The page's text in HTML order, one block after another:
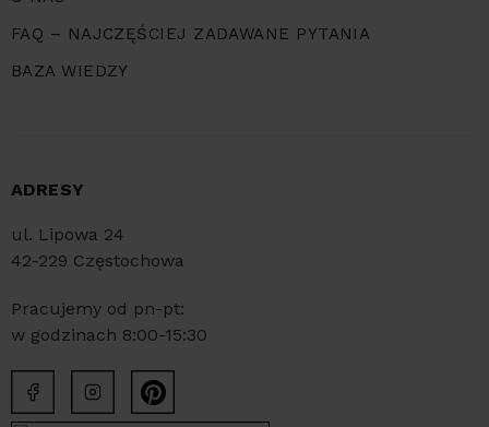
FAQ – NAJCZĘŚCIEJ ZADAWANE PYTANIA
BAZA WIEDZY
ADRESY
ul. Lipowa 24
42-229 Częstochowa
Pracujemy od pn-pt:
w godzinach 8:00-15:30